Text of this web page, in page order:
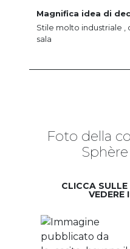
Magnifica idea di
Stile molto industriale
sala
Foto della
CLICCA
VEDERE